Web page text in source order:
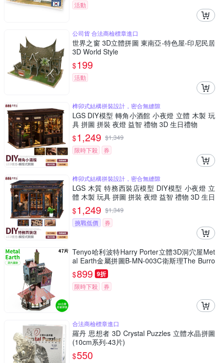
活動
公司貨 合法商檢標章進口
世界之窗 3D立體拼圖 東南亞-特色屋-印尼民居
3D World Style
$199
活動
榫卯式結構拼裝設計，密合無縫隙
LGS DIY模型 轉角小酒館 小夜燈 立體 木製 玩
具 拼圖 拼裝 夜燈 益智 禮物 3D 生日禮物
$1,249 $1,349
限時下殺
券
榫卯式結構拼裝設計，密合無縫隙
LGS 木質 特務西裝店模型 DIY模型 小夜燈 立
體 木製 玩具 拼圖 拼裝 夜燈 益智 禮物 3D 生日
禮物
$1,249 $1,349
挑戰低價
券
Tenyo哈利波特Harry Porter立體3D洞穴屋Met
al Earth金屬拼圖B-MN-003C衛斯理The Burro
w(47片裝)免塗裝模型
$899 9折
限時下殺 券
合法商檢標章進口
羅丹 思想者 3D Crystal Puzzles 立體水晶拼圖
(10cm系列-43片)
$550